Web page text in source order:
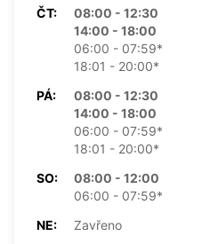
ČT:
08:00 - 12:30
14:00 - 18:00
06:00 - 07:59*
18:01 - 20:00*
PÁ:
08:00 - 12:30
14:00 - 18:00
06:00 - 07:59*
18:01 - 20:00*
SO:
08:00 - 12:00
06:00 - 07:59*
NE:
Zavřeno